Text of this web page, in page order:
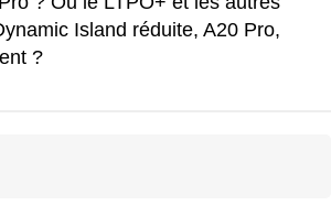
Island réduite, A20 Pro,
?